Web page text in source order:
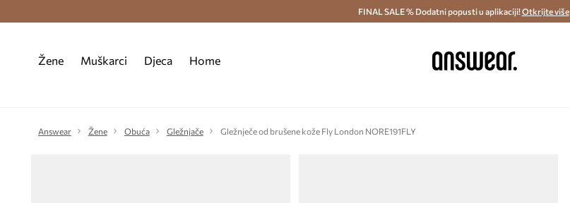
Besplatna dostava i povrat (od 70€) > Dostava u roku 48 sati >
FINAL SALE % Dodatni popusti u aplikaciji!Otkrijte više
Žene Muškarci Djeca Home
Answear Žene Obuća Gležnjače Gležnječe od brušene kože Fly London NORE191FLY